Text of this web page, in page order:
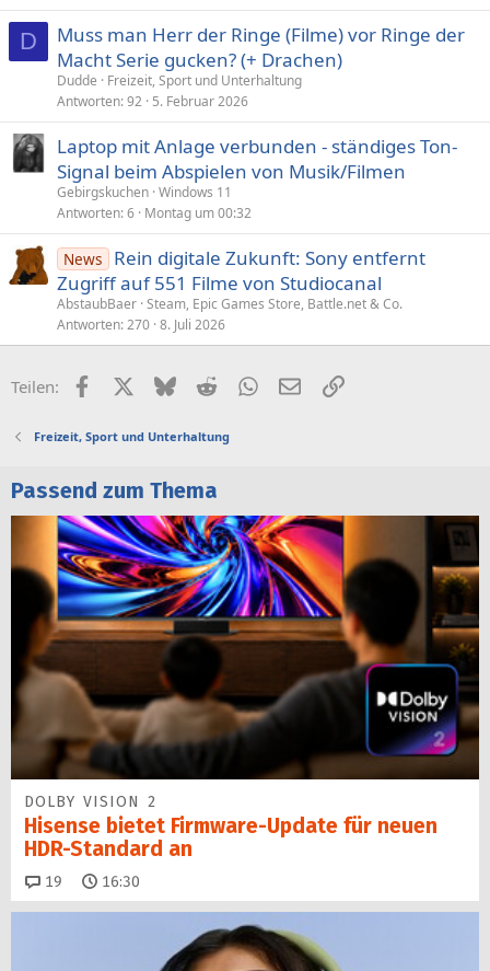
p
D
Muss man Herr der Ringe (Filme) vor Ringe der
Macht Serie gucken? (+ Drachen)
Dudde
Freizeit, Sport und Unterhaltung
Antworten 92 5. Februar 2026
Laptop mit Anlage verbunden - ständiges Ton-
Signal beim Abspielen von Musik/Filmen
Gebirgskuchen Windows 11
Antworten 6 Montag um 00:32
News
Rein digitale Zukunft: Sony entfernt
Zugriff auf 551 Filme von Studiocanal
AbstaubBaer Steam, Epic Games Store, Battle.net & Co.
Antworten 270 8. Juli 2026
Teilen: FacebookX (Twitter)
BlueskyRedditWhatsApp
E-MailLink
Freizeit, Sport und Unterhaltung
Passend zum Thema
DOLBY VISION 2
Hisense bietet Firmware-Update für neuen
HDR-Standard an
19 Kommentare
16:30